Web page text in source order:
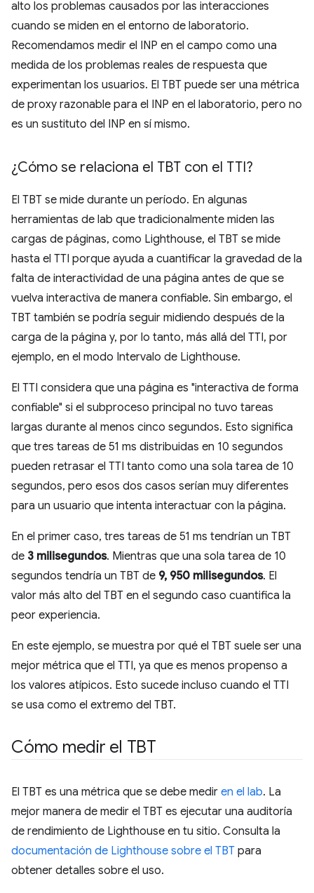
alto los problemas causados por las interacciones
cuando se miden en el entorno de laboratorio.
Recomendamos medir el INP en el campo como una
medida de los problemas reales de respuesta que
experimentan los usuarios. El TBT puede ser una métrica
de proxy razonable para el INP en el laboratorio, pero no
es un sustituto del INP en sí mismo.
¿Cómo se relaciona el TBT con el TTI?
El TBT se mide durante un período. En algunas
herramientas de lab que tradicionalmente miden las
cargas de páginas, como Lighthouse, el TBT se mide
hasta el TTI porque ayuda a cuantificar la gravedad de la
falta de interactividad de una página antes de que se
vuelva interactiva de manera confiable. Sin embargo, el
TBT también se podría seguir midiendo después de la
carga de la página y, por lo tanto, más allá del TTI, por
ejemplo, en el modo Intervalo de Lighthouse.
El TTI considera que una página es "interactiva de forma
confiable" si el subproceso principal no tuvo tareas
largas durante al menos cinco segundos. Esto significa
que tres tareas de 51 ms distribuidas en 10 segundos
pueden retrasar el TTI tanto como una sola tarea de 10
segundos, pero esos dos casos serían muy diferentes
para un usuario que intenta interactuar con la página.
En el primer caso, tres tareas de 51 ms tendrían un TBT
de 3 milisegundos. Mientras que una sola tarea de 10
segundos tendría un TBT de 9, 950 milisegundos. El
valor más alto del TBT en el segundo caso cuantifica la
peor experiencia.
En este ejemplo, se muestra por qué el TBT suele ser una
mejor métrica que el TTI, ya que es menos propenso a
los valores atípicos. Esto sucede incluso cuando el TTI
se usa como el extremo del TBT.
Cómo medir el TBT
El TBT es una métrica que se debe medir en el lab. La
mejor manera de medir el TBT es ejecutar una auditoría
de rendimiento de Lighthouse en tu sitio. Consulta la
documentación de Lighthouse sobre el TBT para
obtener detalles sobre el uso.